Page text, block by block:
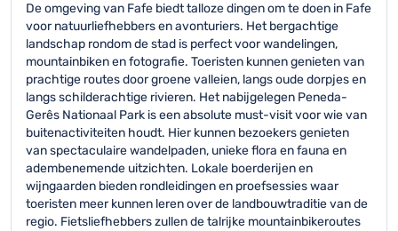
De omgeving van Fafe biedt talloze dingen om te doen in Fafe
voor natuurliefhebbers en avonturiers. Het bergachtige
landschap rondom de stad is perfect voor wandelingen,
mountainbiken en fotografie. Toeristen kunnen genieten van
prachtige routes door groene valleien, langs oude dorpjes en
langs schilderachtige rivieren. Het nabijgelegen Peneda-
Gerês Nationaal Park is een absolute must-visit voor wie van
buitenactiviteiten houdt. Hier kunnen bezoekers genieten
van spectaculaire wandelpaden, unieke flora en fauna en
adembenemende uitzichten. Lokale boerderijen en
wijngaarden bieden rondleidingen en proefsessies waar
toeristen meer kunnen leren over de landbouwtraditie van de
regio. Fietsliefhebbers zullen de talrijke mountainbikeroutes